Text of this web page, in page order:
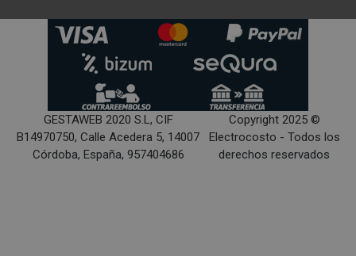
GESTAWEB 2020 S.L, CIF
B14970750, Calle Acedera 5, 14007
Córdoba, España, 957404686
Copyright 2025 ©
Electrocosto - Todos los
derechos reservados